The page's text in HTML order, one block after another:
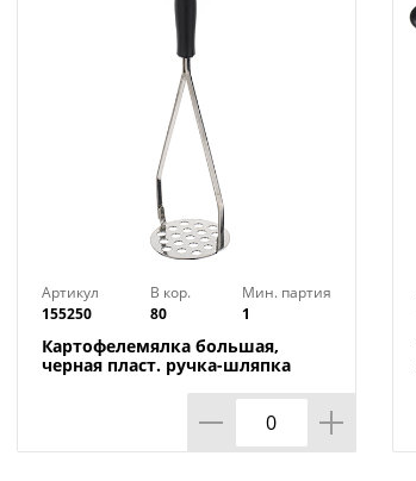
Артикул
155250
В кор.
80
Мин. партия
1
Картофелемялка большая,
черная пласт. ручка-шляпка